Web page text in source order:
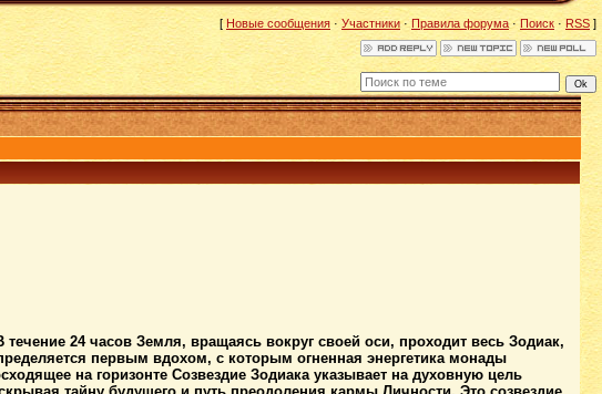
[Новые сообщения · Участники·Правила форума·Поиск · RSS ]
24 часов Земля, вращаясь вокруг своей оси, проходит весь Зодиак,
первым вдохом, с которым огненная энергетика монады
на горизонте Созвездие Зодиака указывает на духовную цель